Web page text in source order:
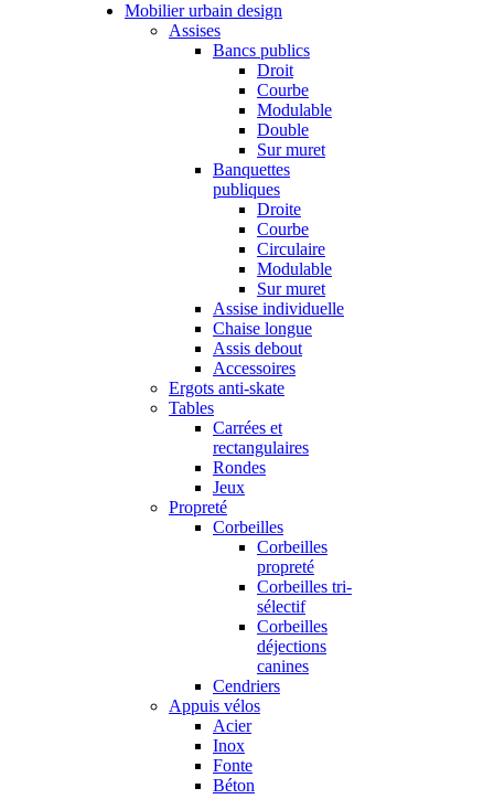
Mobilier urbain design
Assises
Bancs publics
Droit
Courbe
Modulable
Double
Sur muret
Banquettes
publiques
Droite
Courbe
Circulaire
Modulable
Sur muret
Assise individuelle
Chaise longue
Assis debout
Accessoires
Ergots anti-skate
Tables
Carrées et
rectangulaires
Rondes
Jeux
Propreté
Corbeilles
Corbeilles
propreté
Corbeilles tri-
sélectif
Corbeilles
déjections
canines
Cendriers
Appuis vélos
Acier
Inox
Fonte
Béton